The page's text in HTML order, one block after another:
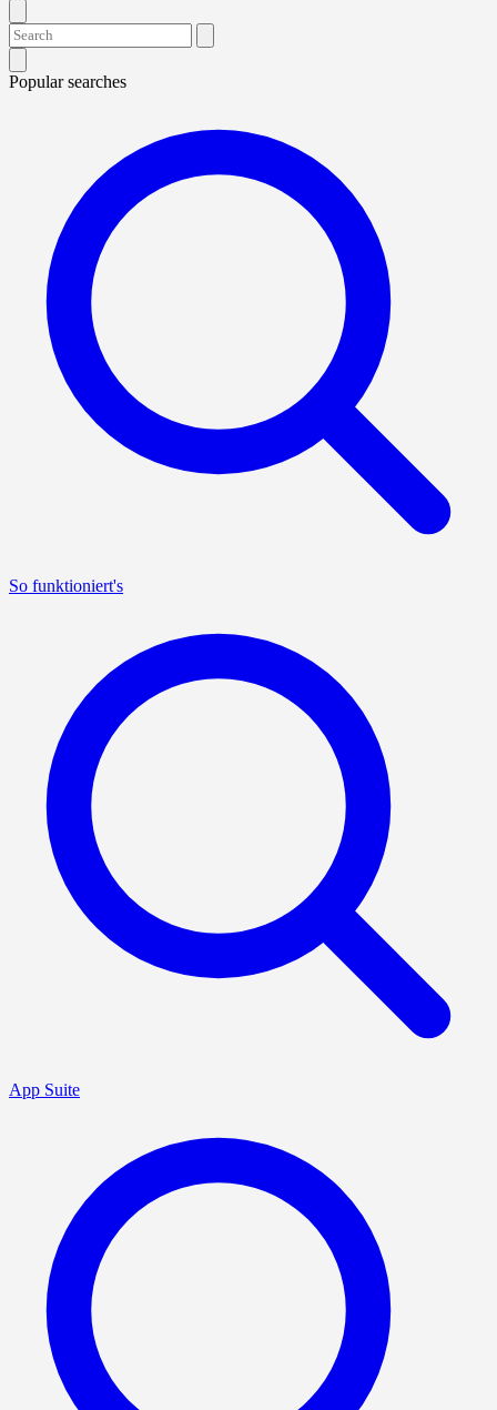
Popular searches
So funktioniert's
App Suite